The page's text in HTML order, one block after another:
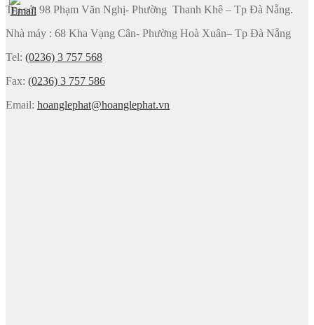
Trụ sở: 98 Phạm Văn Nghị- Phường Thanh Khê – Tp Đà Nẵng.
Nhà máy : 68 Kha Vạng Cân- Phường Hoà Xuân– Tp Đà Nẵng
Tel: (0236) 3 757 568
Fax: (0236) 3 757 586
Email: hoanglephat@hoanglephat.vn